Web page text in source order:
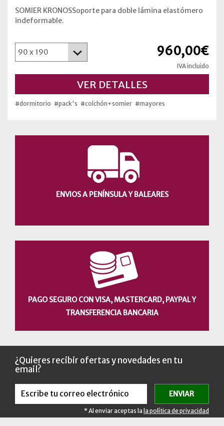
SOMIER KRONOSSoporte para doble lámina elastómero
indeformable.
960,00€
IVA incluido
VER DETALLES
#dormitorio #pack's #colchón+somier #mayores
ENVIOS A PENÍNSULA Y BALEARES
PAGO SEGURO CON VISA, MASTERCARD, PAYPAL Y
TRANSFERENCIA BANCARIA
¿Quieres recibir ofertas y novedades en tu
email?
* Al enviar aceptas la la política de privacidad